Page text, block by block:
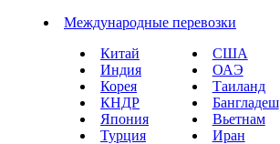
Международные перевозки
Китай
Индия
Корея
КНДР
Япония
Турция
США
ОАЭ
Таиланд
Бангладеш
Вьетнам
Иран